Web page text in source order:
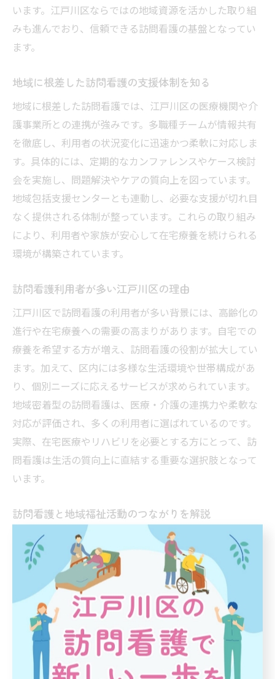
います。江戸川区ならではの地域資源を活かした取り組
みも進んでおり、信頼できる訪問看護の基盤となってい
ます。
地域に根差した訪問看護の支援体制を知る
地域に根差した訪問看護では、江戸川区の医療機関や介
護事業所との連携が強みです。多職種チームが情報共有
を徹底し、利用者の状況変化に迅速かつ柔軟に対応しま
す。具体的には、定期的なカンファレンスやケース検討
会を実施し、問題解決やケアの質向上を図っています。
地域包括支援センターとも連動し、必要な支援が切れ目
なく提供される体制が整っています。これらの取り組み
により、利用者や家族が安心して在宅療養を続けられる
環境が構築されています。
訪問看護利用者が多い江戸川区の理由
江戸川区で訪問看護の利用者が多い背景には、高齢化の
進行や在宅療養への需要の高まりがあります。自宅での
療養を希望する方が増え、訪問看護の役割が拡大してい
ます。加えて、区内には多様な生活環境や世帯構成があ
り、個別ニーズに応えるサービスが求められています。
地域密着型の訪問看護は、医療・介護の連携力や柔軟な
対応が評価され、多くの利用者に選ばれているのです。
実際、在宅医療やリハビリを必要とする方にとって、訪
問看護は生活の質向上に直結する重要な選択肢となって
います。
訪問看護と地域福祉活動のつながりを解説
訪問看護は、地域福祉活動とも密接に連携しています。
江戸川区では、地域包括支援センターや民生委員、ボラ
ンティア団体と協力し、孤立防止や生活支援を強化して
います。例えば、定期的な見守りや健康相談、地域イベ
ントへの参加を通じて、利用者の社会的つながりを維持
する取り組みが行われています。これにより、医療面だ
けでなく生活全般に目を向けた包括的な支援が可能とな
り、地域全体で高齢者や療養者を支える体制が築かれて